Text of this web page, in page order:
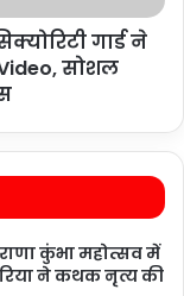
गार्ड ने
सोशल
कुंभा महोत्सव में
ने कथक नृत्य की